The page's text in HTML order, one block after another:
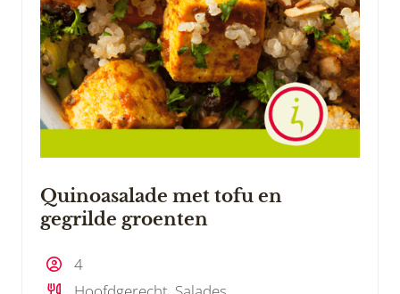
Quinoasalade met tofu en
gegrilde groenten
4